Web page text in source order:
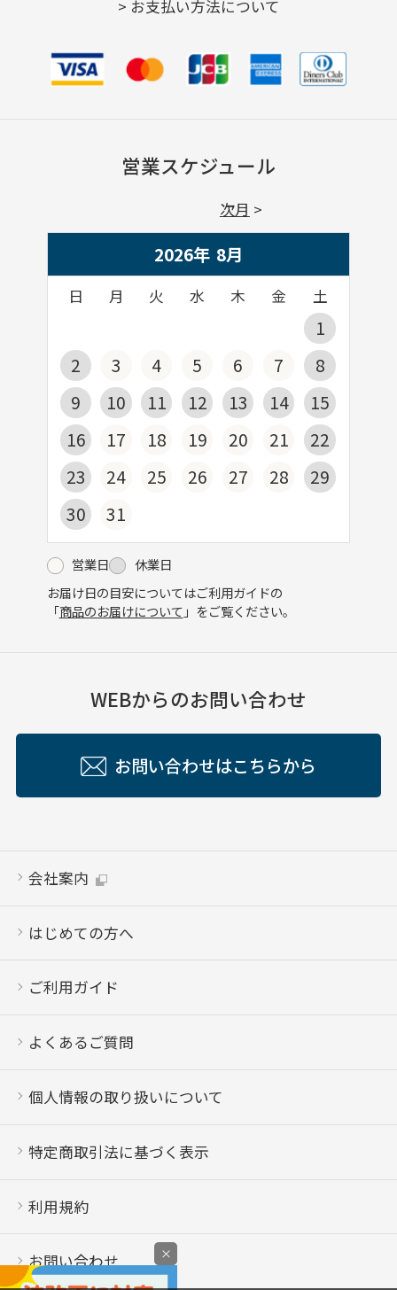
> お支払い方法について
営業スケジュール
2026年 8月
日 月 火 水 木 金 土
1
2
3 4 5 6 7
8
9
10 11 12 13 14
15
16
17 18 19 20 21
22
23
24 25 26 27 28
29
30
31
次月
営業日
休業日
お届け日の目安についてはご利用ガイドの
「商品のお届けについて 」をご覧ください。
WEBからのお問い合わせ
お問い合わせはこちらから
会社案内
はじめての方へ
ご利用ガイド
よくあるご質問
個人情報の取り扱いについて
特定商取引法に基づく表示
利用規約
お問い合わせ ×